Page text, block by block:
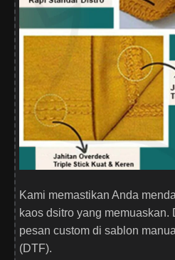
Kami memastikan Anda
kaos dsitro yang
pesan custom di sablon
(DTF).